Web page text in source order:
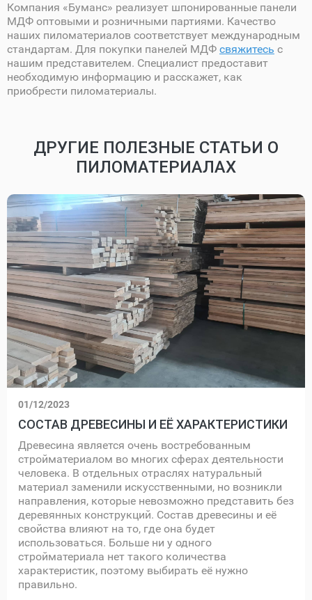
Компания «Буманс» реализует шпонированные панели
МДФ оптовыми и розничными партиями. Качество
наших пиломатериалов соответствует международным
стандартам. Для покупки панелей МДФ свяжитесь с
нашим представителем. Специалист предоставит
необходимую информацию и расскажет, как
приобрести пиломатериалы.
ДРУГИЕ ПОЛЕЗНЫЕ СТАТЬИ О
ПИЛОМАТЕРИАЛАХ
01/12/2023
СОСТАВ ДРЕВЕСИНЫ И ЕЁ ХАРАКТЕРИСТИКИ
Древесина является очень востребованным
стройматериалом во многих сферах деятельности
человека. В отдельных отраслях натуральный
материал заменили искусственными, но возникли
направления, которые невозможно представить без
деревянных конструкций. Состав древесины и её
свойства влияют на то, где она будет
использоваться. Больше ни у одного
стройматериала нет такого количества
характеристик, поэтому выбирать её нужно
правильно.